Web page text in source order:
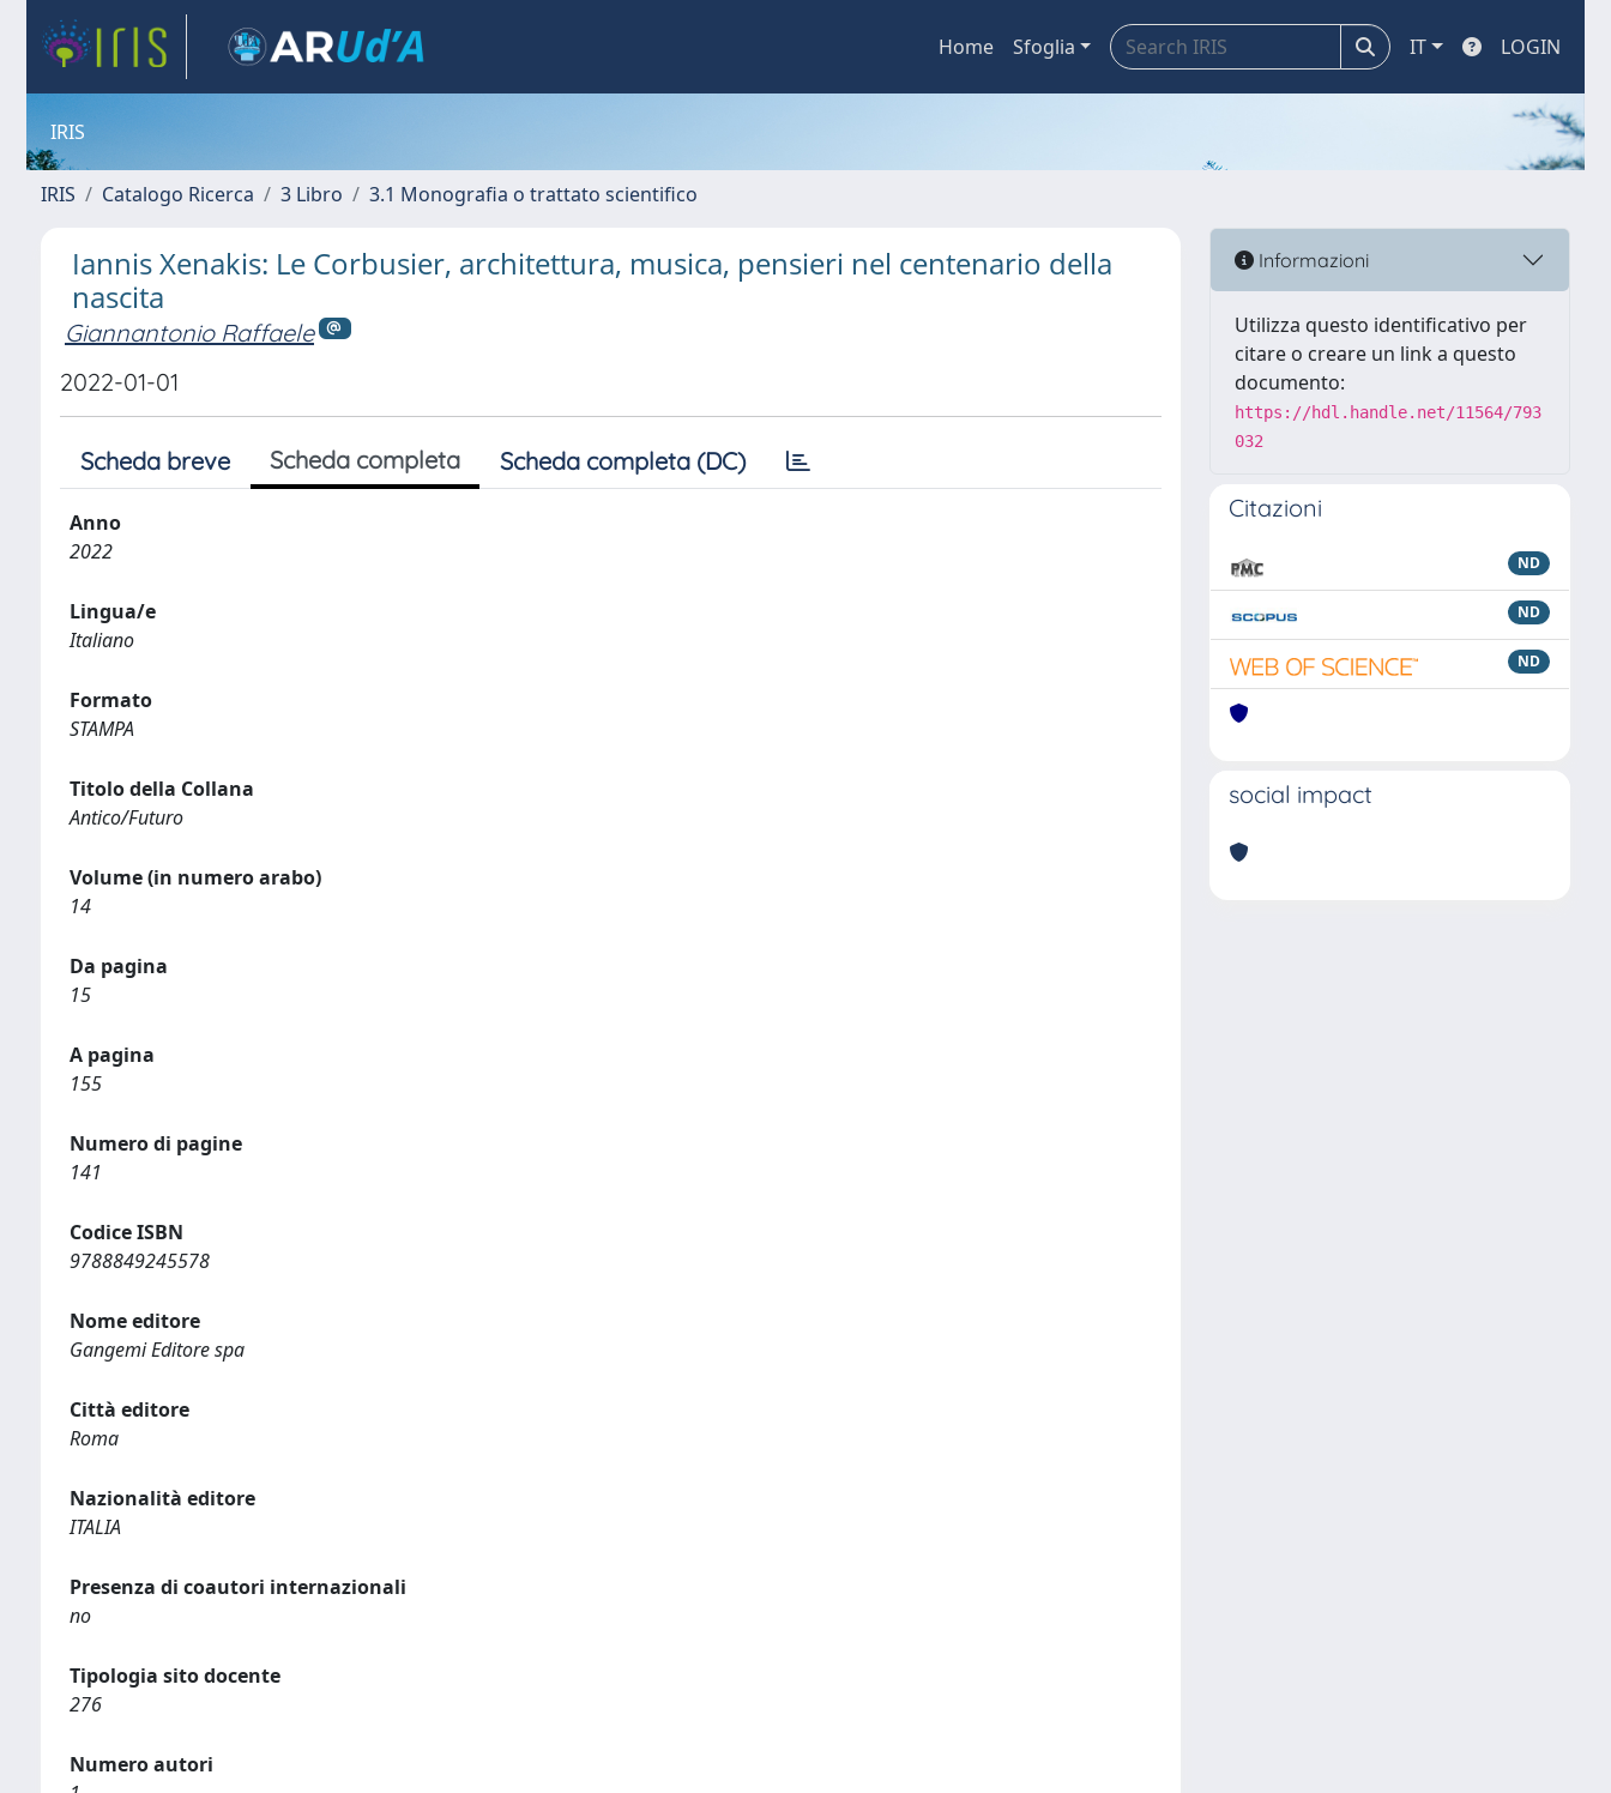
Home Sfoglia IT LOGIN
IRIS
IRIS Catalogo Ricerca 3 Libro 3.1 Monografia o trattato scientifico
Iannis Xenakis: Le Corbusier, architettura, musica, pensieri nel centenario della
nascita
Giannantonio Raffaele
2022-01-01
Scheda breve Scheda completa Scheda completa (DC)
Anno
2022
Lingua/e
Italiano
Formato
STAMPA
Titolo della Collana
Antico/Futuro
Volume (in numero arabo)
14
Da pagina
15
A pagina
155
Numero di pagine
141
Codice ISBN
9788849245578
Nome editore
Gangemi Editore spa
Città editore
Roma
Nazionalità editore
ITALIA
Presenza di coautori internazionali
no
Tipologia sito docente
276
Numero autori
Informazioni
Utilizza questo identificativo per
citare o creare un link a questo
documento:
https://hdl.handle.net/11564/793
032
Citazioni
ND
ND
ND
social impact